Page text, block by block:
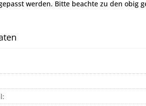
werden. Bitte beachte zu den